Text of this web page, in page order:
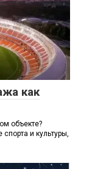
как
объекте?
и культуры,